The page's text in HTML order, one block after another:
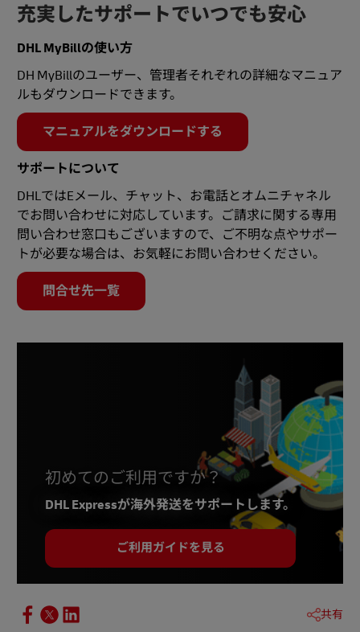
充実したサポートでいつでも安心
DHL MyBillの使い方
DH MyBillのユーザー、管理者それぞれの詳細なマニュア
ルもダウンロードできます。
マニュアルをダウンロードする
サポートについて
DHLではEメール、チャット、お電話とオムニチャネル
でお問い合わせに対応しています。ご請求に関する専用
問い合わせ窓口もございますので、ご不明な点やサポー
トが必要な場合は、お気軽にお問い合わせください。
問合せ先一覧
初めてのご利用ですか？
DHL Expressが海外発送をサポートします。
ご利用ガイドを見る
共有